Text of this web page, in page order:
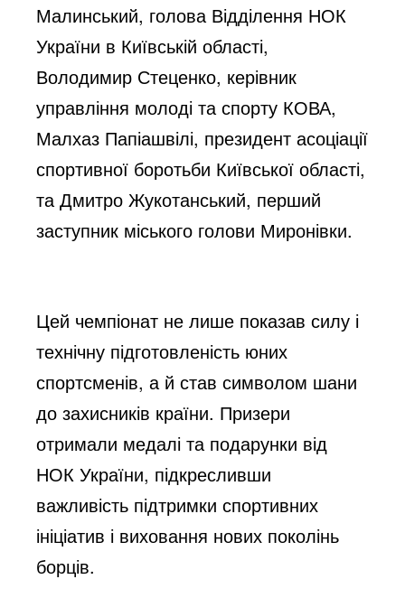
Малинський, голова Відділення НОК
України в Київській області,
Володимир Стеценко, керівник
управління молоді та спорту КОВА,
Малхаз Папіашвілі, президент асоціації
спортивної боротьби Київської області,
та Дмитро Жукотанський, перший
заступник міського голови Миронівки.
Цей чемпіонат не лише показав силу і
технічну підготовленість юних
спортсменів, а й став символом шани
до захисників країни. Призери
отримали медалі та подарунки від
НОК України, підкресливши
важливість підтримки спортивних
ініціатив і виховання нових поколінь
борців.